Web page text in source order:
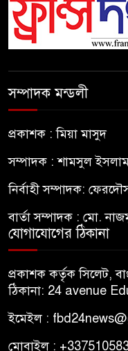
সম্পাদক মন্ডলী
প্রকাশক : মিয়া মাসুদ
সম্পাদক : শামসুল
নির্বাহী সম্পাদক:
বার্তা সম্পাদক : মো.
যোগাযোগের ঠিকানা
প্রকাশক কর্তৃক সিলেট,
ঠিকানা: 24 avenue
ইমেইল :
মোবাইল :